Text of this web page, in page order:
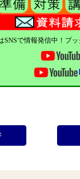
SNSで情報発信中！ブ